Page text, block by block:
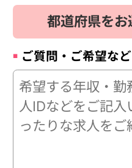
ご質問・ご希望など